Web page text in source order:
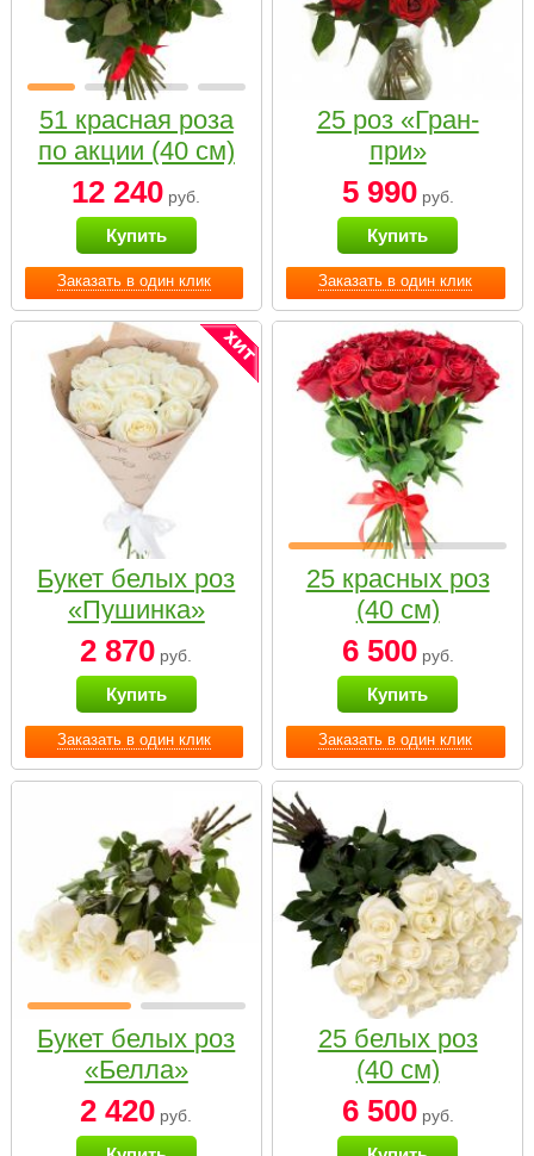
Заказать в один клик
51 красная роза
по акции (40 см)
12 240 руб.
Купить
Заказать в один клик
25 роз «Гран-
при»
5 990руб.
Купить
Заказать в один клик
Букет белых роз
«Пушинка»
2 870 руб.
Купить
Заказать в один клик
25 красных роз
(40 см)
6 500руб.
Купить
Букет белых роз
«Белла»
2 420 руб.
25 белых роз
(40 см)
6 500руб.